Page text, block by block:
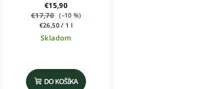
€15,90
€17,70 (–10 %)
Jednotková
cena:
€26,50 / 1 l
Skladom
produktu
je
DO KOŠÍKA